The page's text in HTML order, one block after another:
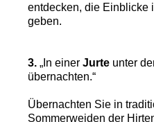
entdecken, die Einblicke
geben.
3. „In einer Jurte unter
übernachten.“
Übernachten Sie in
Sommerweiden der